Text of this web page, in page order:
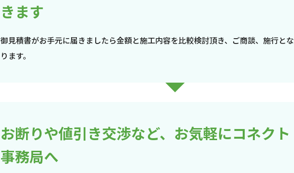
きます
御見積書がお手元に届きましたら金額と施工内容を比較検討頂き、ご商談、施行とな
ります。
お断りや値引き交渉など、お気軽にコネクト
事務局へ